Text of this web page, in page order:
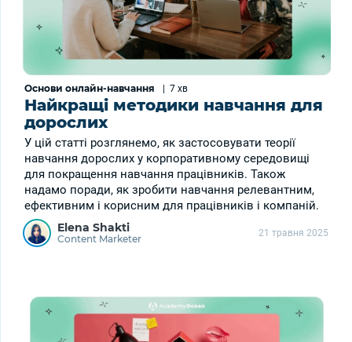
Основи онлайн-навчання | 7 хв
Найкращі методики навчання для
дорослих
У цій статті розглянемо, як застосовувати теорії
навчання дорослих у корпоративному середовищі
для покращення навчання працівників. Також
надамо поради, як зробити навчання релевантним,
ефективним і корисним для працівників і компаній.
Elena Shakti
Content Marketer 21 травня 2025